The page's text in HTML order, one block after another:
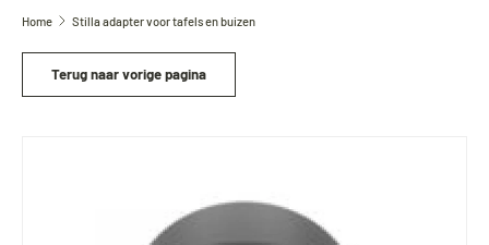
Home Stilla adapter voor tafels en buizen
Terug naar vorige pagina